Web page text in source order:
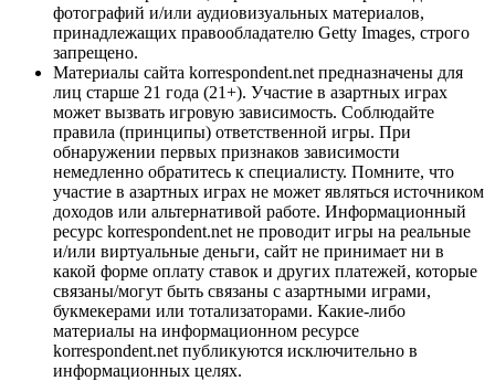
фотографий и/или аудиовизуальных материалов,
принадлежащих правообладателю Getty Images, строго
запрещено.
Материалы сайта korrespondent.net предназначены для
лиц старше 21 года (21+). Участие в азартных играх
может вызвать игровую зависимость. Соблюдайте
правила (принципы) ответственной игры. При
обнаружении первых признаков зависимости
немедленно обратитесь к специалисту. Помните, что
участие в азартных играх не может являться источником
доходов или альтернативой работе. Информационный
ресурс korrespondent.net не проводит игры на реальные
и/или виртуальные деньги, сайт не принимает ни в
какой форме оплату ставок и других платежей, которые
связаны/могут быть связаны с азартными играми,
букмекерами или тотализаторами. Какие-либо
материалы на информационном ресурсе
korrespondent.net публикуются исключительно в
информационных целях.